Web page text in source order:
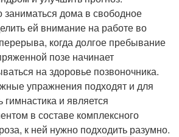
заниматься дома в свободное
ей внимание на работе во
когда долгое пребывание
позе начинает
на здоровье позвоночника.
упражнения подходят и для
и является
в составе комплексного
к ней нужно подходить разумно.